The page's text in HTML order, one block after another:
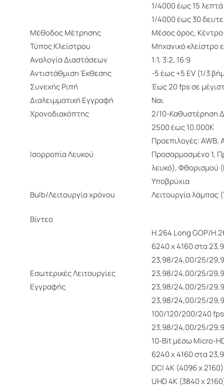
1/4000 έως 15
1/4000 έως 30
Μέθοδος Mέτρησης
Μέσος όρος,
Τύπος Κλείστρου
Μηχανικό κλείστρο
Αναλογία Διαστάσεων
1:1, 3:2, 16:9
Αντιστάθμιση Έκθεσης
-5 έως +5 EV (1/3
Συνεχής Ριπή
Έως 20 fps σε
Διαλειμματική Εγγραφή
Ναι
Χρονοδιακόπτης
2/10-Καθυστέρηση
Ισορροπία Λευκού
2500 έως 10.000K
Προεπιλογές:
Προσαρμοσμένο 1,
λευκό), Φθορισμού
Υποβρύχια
Bulb/Λειτουργία χρόνου
Λειτουργία
Βίντεο
Εσωτερικές Λειτουργίες
Εγγραφής
H.264 Long GOP/
6240 x 4160 στα
23,98/24,00/25/
23,98/24,00/25/
23,98/24,00/25/
23,98/24,00/25/
100/120/200/240
23,98/24,00/25/
10-Bit μέσω Micro-
6240 x 4160 στα
DCI 4K (4096 x
UHD 4K (3840 x